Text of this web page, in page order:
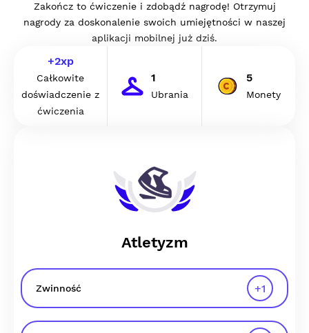
Zakończ to ćwiczenie i zdobądź nagrodę! Otrzymuj
nagrody za doskonalenie swoich umiejętności w naszej
aplikacji mobilnej już dziś.
+2xp
Całkowite
doświadczenie z
ćwiczenia
1
Ubrania
5
Monety
Atletyzm
Zwinność +1